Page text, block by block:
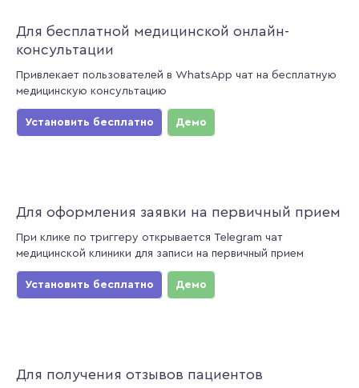
Для бесплатной медицинской онлайн-
консультации
Привлекает пользователей в WhatsApp чат на бесплатную
медицинскую консультацию
Установить бесплатно Демо
Для оформления заявки на первичный прием
При клике по триггеру открывается Telegram чат
медицинской клиники для записи на первичный прием
Установить бесплатно Демо
Для получения отзывов пациентов